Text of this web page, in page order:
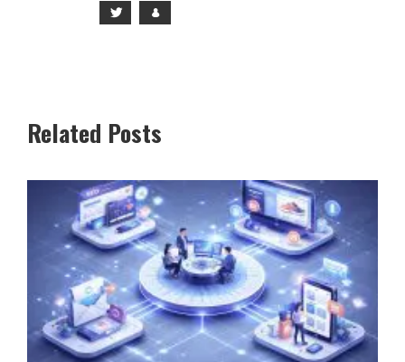
Related Posts